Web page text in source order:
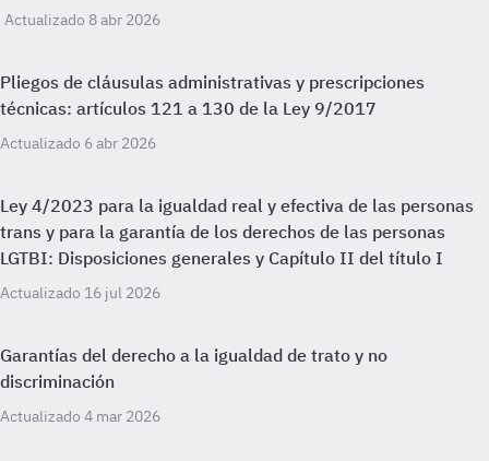
Actualizado 8 abr 2026
Pliegos de cláusulas administrativas y prescripciones
técnicas: artículos 121 a 130 de la Ley 9/2017
Actualizado 6 abr 2026
Ley 4/2023 para la igualdad real y efectiva de las personas
trans y para la garantía de los derechos de las personas
LGTBI: Disposiciones generales y Capítulo II del título I
Actualizado 16 jul 2026
Garantías del derecho a la igualdad de trato y no
discriminación
Actualizado 4 mar 2026